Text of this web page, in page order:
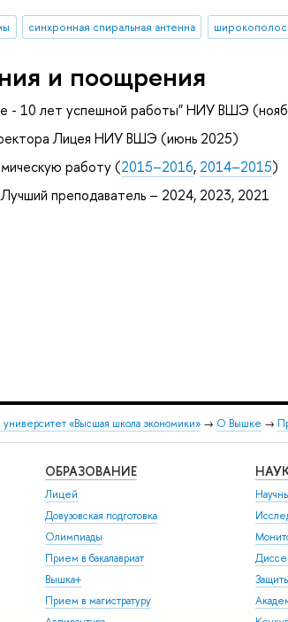
синхронная спиральная антенна
и поощрения
- 10 лет успешной работы" НИУ ВШЭ
Лицея НИУ ВШЭ (июнь 2025)
работу (2015–2016, 2014–2015)
преподаватель – 2024, 2023, 2021
«Высшая школа экономики» → О Вышке →
ОБРАЗОВАНИЕ
Лицей
Довузовская подготовка
Олимпиады
Прием в бакалавриат
Вышка+
Прием в магистратуру